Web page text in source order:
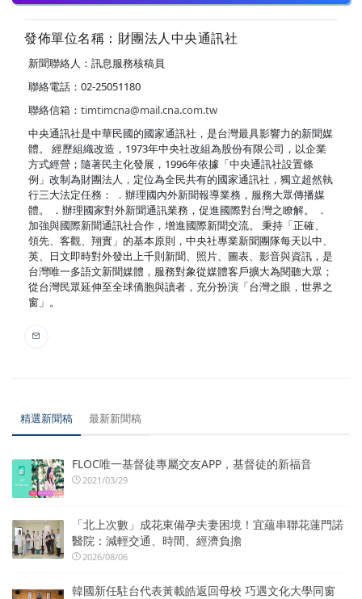
發佈單位名稱：財團法人中央通訊社
新聞聯絡人：訊息服務核稿員
聯絡電話：02-25051180
聯絡信箱： timtimcna@mail.cna.com.tw
中央通訊社是中華民國的國家通訊社，是台灣最具影響力的新聞媒
體。 經歷組織改造，1973年中央社改組為股份有限公司，以企業
方式經營；隨著民主化發展，1996年依據「中央通訊社設置條
例」改制為財團法人，定位為全民共有的國家通訊社，獨立超然執
行三大法定任務： ．辦理國內外新聞報導業務，服務大眾傳播媒
體。 ．辦理國家對外新聞通訊業務，促進國際對台灣之瞭解。 ．
加強與國際新聞通訊社合作，增進國際新聞交流。 秉持「正確、
領先、客觀、翔實」的基本原則，中央社專業新聞團隊每天以中、
英、日文即時對外發出上千則新聞、照片、圖表、影音與資訊，是
台灣唯一多語文新聞媒體，服務對象從媒體客戶擴大為閱聽大眾；
從台灣民眾延伸至全球僑胞與讀者，充分扮演「台灣之眼，世界之
窗」。
精選新聞稿 最新新聞稿
FLOC唯一基督徒專屬交友APP，基督徒的新福音
2021/03/29
「北上次數」成花東備孕夫妻困境！宜蘊串聯花蓮門諾
醫院：減輕交通、時間、經濟負擔
2026/08/06
韓國新任駐台代表黃載皓返回母校 巧遇文化大學同窗